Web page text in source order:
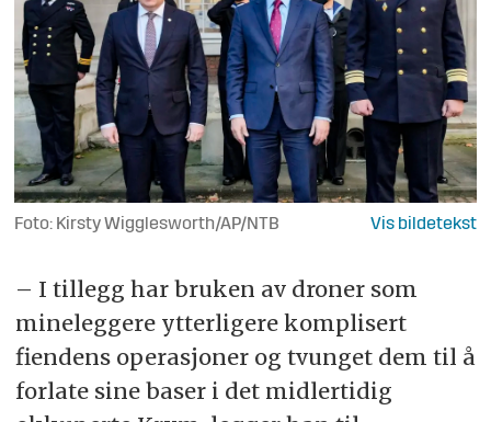
Foto: Kirsty Wigglesworth/AP/NTB
– I tillegg har bruken av droner som
mineleggere ytterligere komplisert
fiendens operasjoner og tvunget dem til å
forlate sine baser i det midlertidig